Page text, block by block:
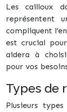
Les cailloux
représentent
compliquent
est crucial
aidera à
pour vos
Types de
Plusieurs